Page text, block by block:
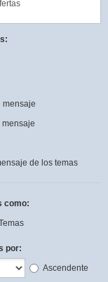
mensaje
mensaje
de los temas
como:
por:
Ascendente